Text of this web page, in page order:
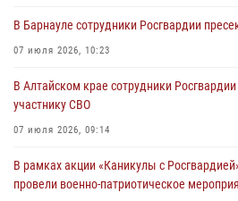
В Барнауле сотрудники Росгвардии
07 июля 2026, 10:23
В Алтайском крае сотрудники
участнику СВО
07 июля 2026, 09:14
В рамках акции «Каникулы с
провели военно-патриотическое